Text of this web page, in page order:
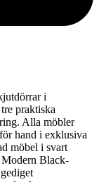
i
praktiska
Alla möbler
hand i exklusiva
möbel i svart
Modern Black-